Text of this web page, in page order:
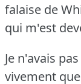
falaise de
qui m'est
Je n'avais
vivement